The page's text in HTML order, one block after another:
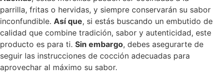
parrilla, fritas o hervidas, y siempre conservarán su sabor
inconfundible. Así que, si estás buscando un embutido de
calidad que combine tradición, sabor y autenticidad, este
producto es para ti. Sin embargo, debes asegurarte de
seguir las instrucciones de cocción adecuadas para
aprovechar al máximo su sabor.